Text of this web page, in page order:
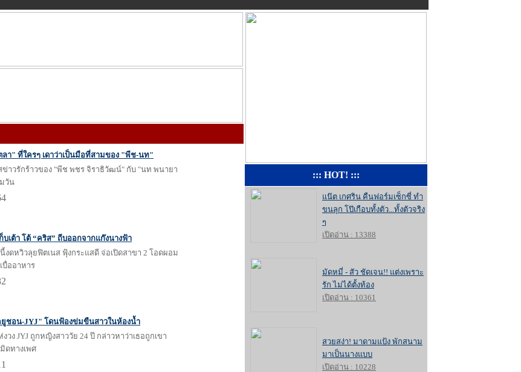
า" ที่ใครๆ เดาว่าเป็นมือที่สามของ "พีช-นท"
ข่าวรักร้าวของ "พีช พชร จิราธิวัฒน์" กับ "นท พนายา
วัน
บเต้า โต้ “คริส” ถีบออกจากแก๊งนางฟ้า
งดหวิวลุยฟิตเนส ฟุ้งกระแสดี จ่อเปิดสาขา 2 โอดผอม
บื่ออาหาร
ยูชอน-JYJ" โดนฟ้องข่มขืนสาวในห้องน้ำ
วง JYJ ถูกหญิงสาววัย 24 ปี กล่าวหาว่าเธอถูกเขา
ดทางเพศ
::: HOT! :::
แน๊ต เกศริน คืนฟอร์มเซ็กซี่ ทำ
ขนลุก โป๊เกือบทั้งตัว...ทั้งตัวจริง
ๆ
เปิดอ่าน : 13388
มัดหมี่ - สัว ชัดเจน!! แต่งเพราะ
รัก ไม่ได้ตั้งท้อง
เปิดอ่าน : 10361
สวยสง่า! มาดามแป้ง พักสนาม
มาเป็นนางแบบ
เปิดอ่าน : 10228